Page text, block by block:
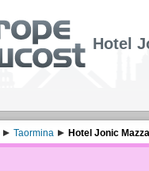
Hotel
Taormina Hotel Jonic